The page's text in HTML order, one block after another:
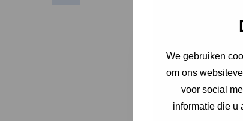
We gebruiken
om ons
voor social
informatie die u
"* "
1